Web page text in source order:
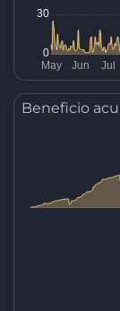
Beneficio